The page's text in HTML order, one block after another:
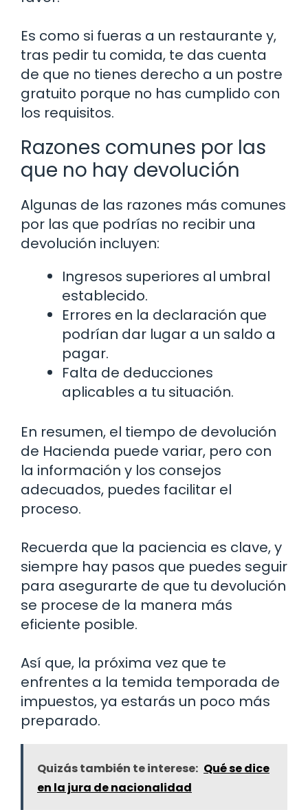
Es como si fueras a un restaurante y,
tras pedir tu comida, te das cuenta
de que no tienes derecho a un postre
gratuito porque no has cumplido con
los requisitos.
Razones comunes por las
que no hay devolución
Algunas de las razones más comunes
por las que podrías no recibir una
devolución incluyen:
Ingresos superiores al umbral
establecido.
Errores en la declaración que
podrían dar lugar a un saldo a
pagar.
Falta de deducciones
aplicables a tu situación.
En resumen, el tiempo de devolución
de Hacienda puede variar, pero con
la información y los consejos
adecuados, puedes facilitar el
proceso.
Recuerda que la paciencia es clave, y
siempre hay pasos que puedes seguir
para asegurarte de que tu devolución
se procese de la manera más
eficiente posible.
Así que, la próxima vez que te
enfrentes a la temida temporada de
impuestos, ya estarás un poco más
preparado.
Quizás también te interese: Qué se dice
en la jura de nacionalidad